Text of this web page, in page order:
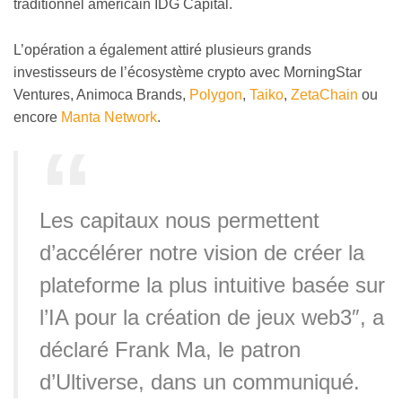
traditionnel américain IDG Capital.
L’opération a également attiré plusieurs grands
investisseurs de l’écosystème crypto avec MorningStar
Ventures, Animoca Brands, Polygon, Taiko, ZetaChain ou
encore Manta Network.
Les capitaux nous permettent
d’accélérer notre vision de créer la
plateforme la plus intuitive basée sur
l’IA pour la création de jeux web3″, a
déclaré Frank Ma, le patron
d’Ultiverse, dans un communiqué.